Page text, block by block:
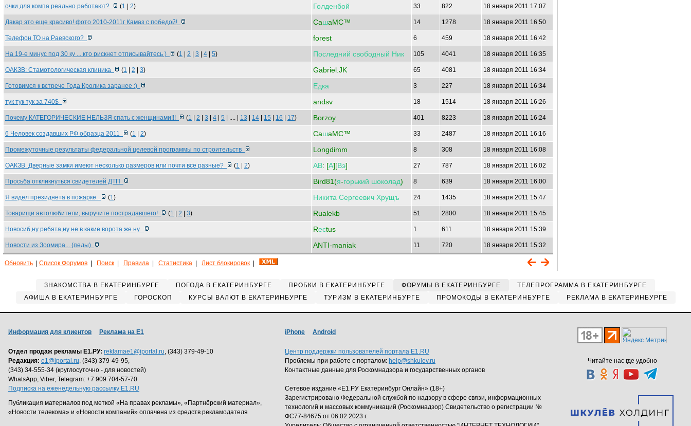
очки для компа реально работают? (1 2) Голденбой 33 822 18 января 2011 17:07
Дакар это еще красиво! фото 2010-2011г Камаз с победой! CaшaMC™ 14 1278 18 января 2011 16:50
Телефон ТО на Раевского? forest 6 459 18 января 2011 16:42
На 19-е минус под 30 ку ... кто рискнет отписывайтесь ) (1 2 3 4 5) Последний свободный Ник 105 4041 18 января 2011 16:35
ОАКЗВ: Стамотологическая клиника (1 2 3) Gabriel.JK 65 4081 18 января 2011 16:34
Готовимся к встрече Года Кролика заранее :) Едка 3 227 18 января 2011 16:34
тук тук тук за 740$ andsv 18 1514 18 января 2011 16:26
Почему КАТЕГОРИЧЕСКИЕ НЕЛЬЗЯ спать с женщинами!!! (1 2 3 4 5 | .... | 13 14 15 16 17) Borzoy 401 8223 18 января 2011 16:24
6 Человек создавших РФ образца 2011 (1 2) CaшaMC™ 33 2487 18 января 2011 16:16
Промежуточные результаты федеральной целевой программы по строительств Longdimm 8 308 18 января 2011 16:08
ОАКЗВ. Дверные замки имеют несколько размеров или почти все разные? (1 2) АВ: [А][Вэ] 27 787 18 января 2011 16:02
Просьба откликнуться свидетелей ДТП Bird81(я-горький шоколад) 8 639 18 января 2011 16:00
Я видел президнета в пожарке. (1) Никита Сергеевич Хрущъ 24 1435 18 января 2011 15:47
Товарищи автолюбители, выручите пострадавшего! (1 2 3) Rualekb 51 2800 18 января 2011 15:45
Новосиб,ну ребята,ну не в какие ворота же ну. Rесtus 1 611 18 января 2011 15:39
Новости из Зоомира... (педы) ANTI-maniak 11 720 18 января 2011 15:32
Обновить Список Форумов Поиск Правила Статистика Лист блокировок
ЗНАКОМСТВА В ЕКАТЕРИНБУРГЕ ПОГОДА В ЕКАТЕРИНБУРГЕ ПРОБКИ В ЕКАТЕРИНБУРГЕ ФОРУМЫ В ЕКАТЕРИНБУРГЕ
ТЕЛЕПРОГРАММА В ЕКАТЕРИНБУРГЕ
АФИША В ЕКАТЕРИНБУРГЕ
ГОРОСКОП КУРСЫ ВАЛЮТ В ЕКАТЕРИНБУРГЕ ТУРИЗМ В ЕКАТЕРИНБУРГЕ ПРОМОКОДЫ В ЕКАТЕРИНБУРГЕ РЕКЛАМА В ЕКАТЕРИНБУРГЕ
Читайте нас где удобно
Информация для клиентов Реклама на Е1
Отдел продаж рекламы Е1.РУ: reklamae1@iportal.ru, (343) 379-49-10
Редакция: e1@iportal.ru, (343) 379-49-95,
(343) 34-555-34 (круглосуточно - для новостей)
WhatsApp, Viber, Telegram: +7 909 704-57-70
Подписка на еженедельную рассылку E1.RU
Публикация материалов под меткой «На правах рекламы», «Партнёрский материал»,
«Новости телекома» и «Новости компаний» оплачена из средств рекламодателя
iPhone Android
Центр поддержки пользователей портала E1.RU
Проблемы при работе с порталом: help@shkulev.ru
Контактные данные для Роскомнадзора и государственных органов
Сетевое издание «Е1.РУ Екатеринбург Онлайн» (18+)
Зарегистрировано Федеральной службой по надзору в сфере связи, информационных
технологий и массовых коммуникаций (Роскомнадзор) Свидетельство о регистрации №
ФС77-84675 от 06.02.2023 г.